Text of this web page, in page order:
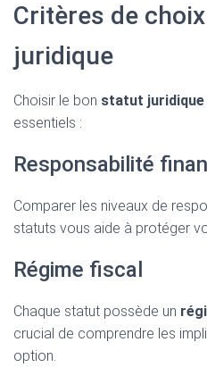
Critères de
juridique
Choisir le bon statut juridique
essentiels :
Responsabilité
Comparer les niveaux de
statuts vous aide à protéger
Régime fiscal
Chaque statut possède un
crucial de comprendre les
option.